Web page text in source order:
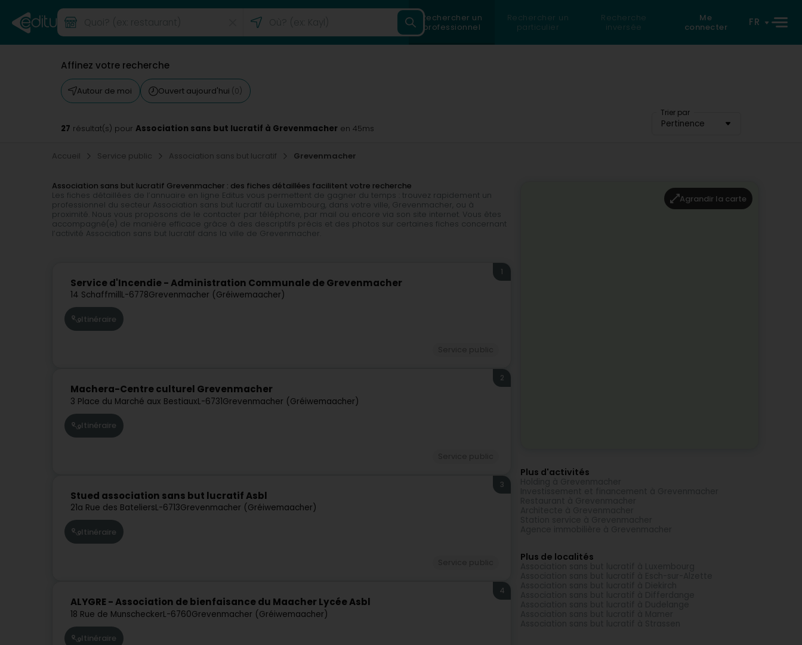
Rechercher un
professionnel
Rechercher un
particulier
Recherche
inversée
Me
connecter
FR
Affinez votre recherche
Autour de moi Ouvert aujourd'hui (0)
Trier par
Pertinence
27 résultat(s) pour Association sans but lucratif à Grevenmacher en 45ms
Accueil Service public Association sans but lucratif Grevenmacher
Association sans but lucratif Grevenmacher : des fiches détaillées facilitent votre recherche
Les fiches détaillées de l’annuaire en ligne Editus vous permettent de gagner du temps : trouvez rapidement un
professionnel du secteur Association sans but lucratif au Luxembourg, dans votre ville, Grevenmacher, ou à
proximité. Nous vous proposons de le contacter par téléphone, par mail ou encore via son site internet. Vous êtes
accompagné(e) de manière efficace grâce à des descriptifs précis et des photos sur certaines fiches concernant
l’activité Association sans but lucratif dans la ville de Grevenmacher.
Service d'Incendie - Administration Communale de Grevenmacher
14 SchaffmillL-6778Grevenmacher (Gréiwemaacher)
1
Itinéraire
Machera-Centre culturel Grevenmacher
3 Place du Marché aux BestiauxL-6731Grevenmacher (Gréiwemaacher)
2
Itinéraire
Stued association sans but lucratif Asbl
21a Rue des BateliersL-6713Grevenmacher (Gréiwemaacher)
3
Itinéraire
ALYGRE - Association de bienfaisance du Maacher Lycée Asbl
18 Rue de MunscheckerL-6760Grevenmacher (Gréiwemaacher)
4
Itinéraire
Agrandir la carte
Plus d'activités
Plus de localités